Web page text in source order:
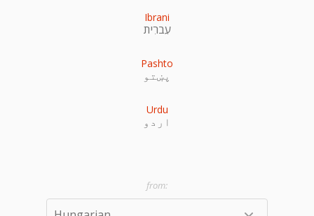
Ibrani
עִברִית
Pashto
پښتو
Urdu
اردو